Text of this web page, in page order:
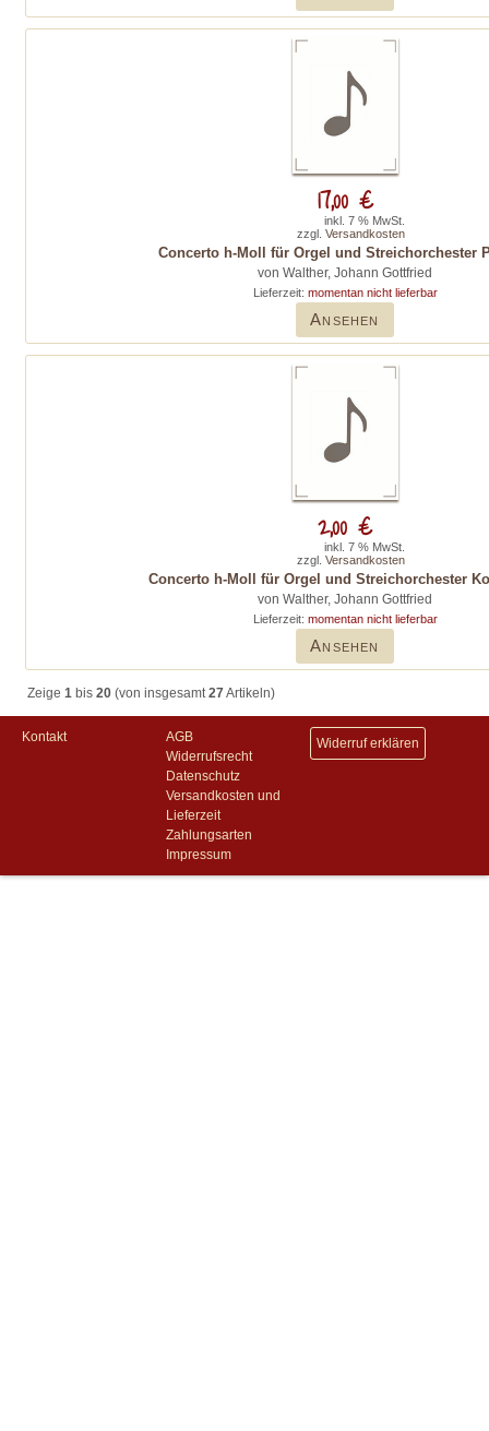
Concerto h-Moll für Orgel und Streichorchester
von Walther, Johann Gottfried
Lieferzeit: momentan nicht lieferbar
Ansehen
17,00 €
inkl. 7 % MwSt.
zzgl. Versandkosten
Concerto h-Moll für Orgel und Streichorchester
von Walther, Johann Gottfried
Lieferzeit: momentan nicht lieferbar
Ansehen
2,00 €
inkl. 7 % MwSt.
zzgl. Versandkosten
Zeige 1 bis 20 (von insgesamt27Artikeln)
Kontakt
AGB
Widerrufsrecht
Datenschutz
Versandkosten und
Lieferzeit
Zahlungsarten
Impressum
Widerruf erklären